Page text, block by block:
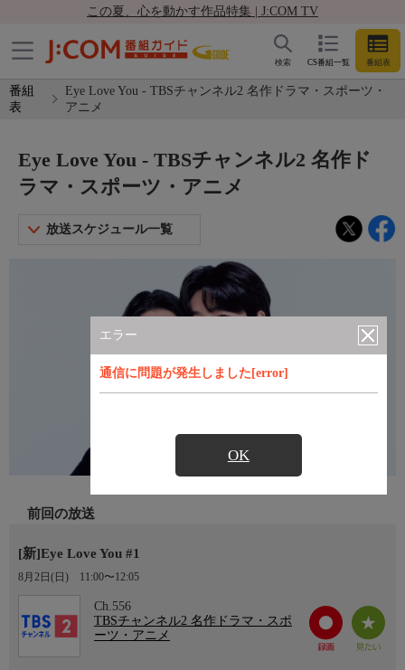
この夏、心を動かす作品特集 | J:COM TV
CS番組一覧 番組表
検索
番組
表
Eye Love You - TBSチャンネル2 名作ドラマ・スポーツ・
アニメ
エラー
通信に問題が発生しました[error]
OK
Eye Love You - TBSチャンネル2 名作ド
ラマ・スポーツ・アニメ
放送スケジュール一覧
前回の放送
[新]Eye Love You #1
8月2日(日) 11:00〜12:05
Ch.556
TBSチャンネル2 名作ドラマ・スポ
ーツ・アニメ